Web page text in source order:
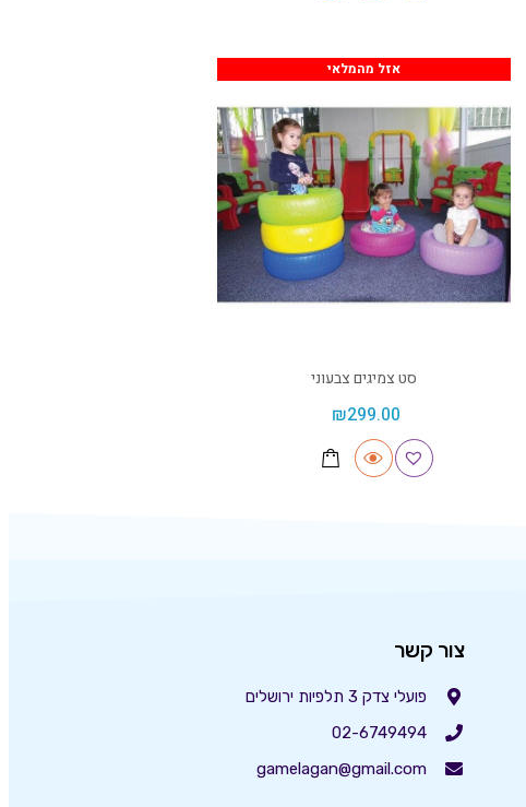
אזל מהמלאי
סט צמיגים צבעוני
₪299.00
צור קשר
פועלי צדק 3 תלפיות ירושלים
02-6749494
gamelagan@gmail.com